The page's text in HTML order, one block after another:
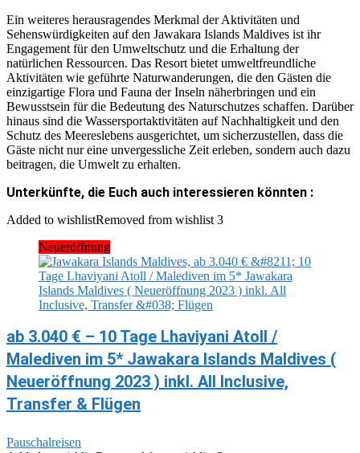
Ein weiteres herausragendes Merkmal der Aktivitäten und
Sehenswürdigkeiten auf den Jawakara Islands Maldives ist ihr
Engagement für den Umweltschutz und die Erhaltung der
natürlichen Ressourcen. Das Resort bietet umweltfreundliche
Aktivitäten wie geführte Naturwanderungen, die den Gästen die
einzigartige Flora und Fauna der Inseln näherbringen und ein
Bewusstsein für die Bedeutung des Naturschutzes schaffen. Darüber
hinaus sind die Wassersportaktivitäten auf Nachhaltigkeit und den
Schutz des Meereslebens ausgerichtet, um sicherzustellen, dass die
Gäste nicht nur eine unvergessliche Zeit erleben, sondern auch dazu
beitragen, die Umwelt zu erhalten.
Unterkünfte, die Euch auch interessieren könnten :
Added to wishlistRemoved from wishlist 3
Neueröffnung
ab 3.040 € – 10 Tage Lhaviyani Atoll /
Malediven im 5* Jawakara Islands Maldives (
Neueröffnung 2023 ) inkl. All Inclusive,
Transfer & Flügen
Pauschalreisen